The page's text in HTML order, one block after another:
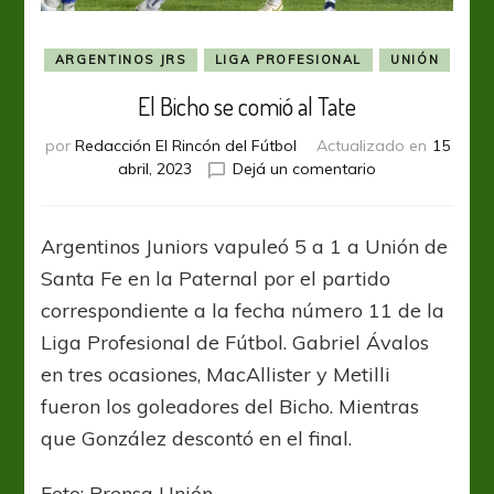
ARGENTINOS JRS LIGA PROFESIONAL UNIÓN
El Bicho se comió al Tate
por Redacción El Rincón del Fútbol Actualizado en 15
abril, 2023
Dejá un comentario
se
comió
al
Tate
Argentinos Juniors vapuleó 5 a 1 a Unión de
Santa Fe en la Paternal por el partido
correspondiente a la fecha número 11 de la
Liga Profesional de Fútbol. Gabriel Ávalos
en tres ocasiones, MacAllister y Metilli
fueron los goleadores del Bicho. Mientras
que González descontó en el final.